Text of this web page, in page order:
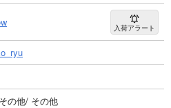
入荷アラート
の他/ その他